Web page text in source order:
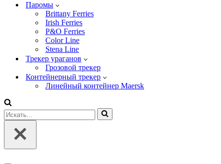
Паромы
Brittany Ferries
Irish Ferries
P&O Ferries
Color Line
Stena Line
Трекер ураганов
Грозовой трекер
Контейнерный трекер
Линейный контейнер Maersk
Искать...